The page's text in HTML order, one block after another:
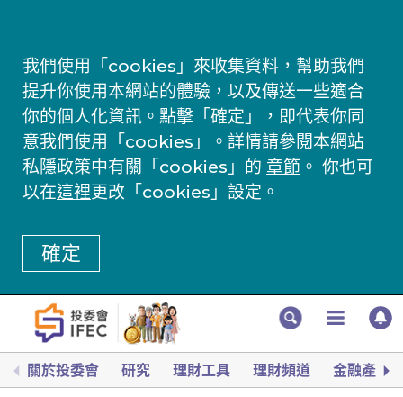
我們使用「cookies」來收集資料，幫助我們
提升你使用本網站的體驗，以及傳送一些適合
你的個人化資訊。點擊「確定」，即代表你同
意我們使用「cookies」。詳情請參閱本網站
私隱政策中有關「cookies」的 章節 。 你也可
以在這裡更改「cookies」設定。
確定
關於投委會 研究 理財工具 理財頻道 金融產品